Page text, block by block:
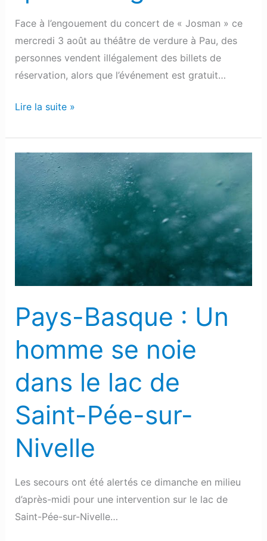
Face à l’engouement du concert de « Josman » ce
mercredi 3 août au théâtre de verdure à Pau, des
personnes vendent illégalement des billets de
réservation, alors que l’événement est gratuit…
Lire la suite »
Pays-Basque : Un
homme se noie
dans le lac de
Saint-Pée-sur-
Nivelle
Les secours ont été alertés ce dimanche en milieu
d’après-midi pour une intervention sur le lac de
Saint-Pée-sur-Nivelle…
Pays-
Basque
Un
homme
se
noie
lac
Saint-
sur-
Nivelle